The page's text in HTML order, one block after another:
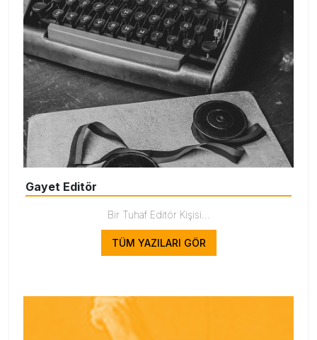
Gayet Editör
Bir Tuhaf Editör Kişisi...
TÜM YAZILARI GÖR